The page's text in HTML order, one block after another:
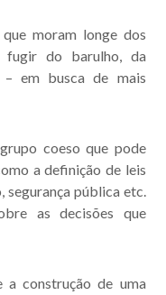
que moram longe dos
fugir do barulho, da
– em busca de mais
coeso que pode
a definição de leis
segurança pública etc.
as decisões que
a construção de uma